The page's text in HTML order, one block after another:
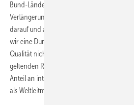
Bund-Länder-Konferenz hat am 03. März
Verlängerung des bundesweiten
darauf und aufgrund des anhaltenden
wir eine Durchführung der Veranstaltung in
Qualität nicht garantieren. Insbesondere
geltenden Reisebeschränkungen würde
Anteil an internationalen Ausstellern und
als Weltleitmesse der Glasindustrie nicht